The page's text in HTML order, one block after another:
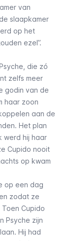
van
slaapkamer
op het
ezel”.
die zó
zelfs meer
godin van de
haar zoon
aan de
Het plan
werd hij haar
Cupido nooit
op kwam
op een dag
zodat ze
Cupido
Psyche zijn
Hij had